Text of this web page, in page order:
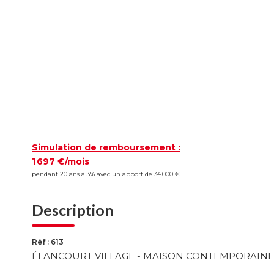
Simulation de remboursement :
1 697 €/mois
pendant 20 ans à 3% avec un apport de 34 000 €
Description
Réf : 613
ÉLANCOURT VILLAGE - MAISON